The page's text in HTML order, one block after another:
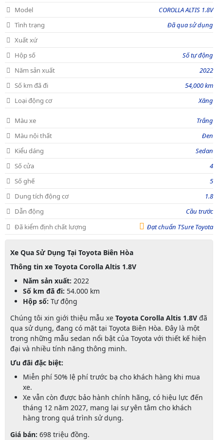
Model
COROLLA ALTIS 1.8V
Tình trạng
Đã qua sử dụng
Xuất xứ
Hộp số
Số tự động
Năm sản xuất
2022
Số km đã đi
54,000 km
Loại động cơ
Xăng
Màu xe
Trắng
Màu nội thất
Đen
Kiểu dáng
Sedan
Số cửa
4
Số ghế
5
Dung tích động cơ
1.8
Dẫn động
Cầu trước
Đã kiểm định chất lượng
Đạt chuẩn TSure Toyota
Xe Qua Sử Dụng Tại Toyota Biên Hòa
Thông tin xe Toyota Corolla Altis 1.8V
Năm sản xuất: 2022
Số km đã đi: 54.000 km
Hộp số: Tự động
Chúng tôi xin giới thiệu mẫu xe Toyota Corolla Altis 1.8Vđã
qua sử dụng, đang có mặt tại Toyota Biên Hòa. Đây là một
trong những mẫu sedan nổi bật của Toyota với thiết kế hiện
đại và nhiều tính năng thông minh.
Ưu đãi đặc biệt:
Miễn phí 50% lệ phí trước bạ cho khách hàng khi mua
xe.
Xe vẫn còn được bảo hành chính hãng, có hiệu lực đến
tháng 12 năm 2027, mang lại sự yên tâm cho khách
hàng trong quá trình sử dụng.
Giá bán: 698 triệu đồng.